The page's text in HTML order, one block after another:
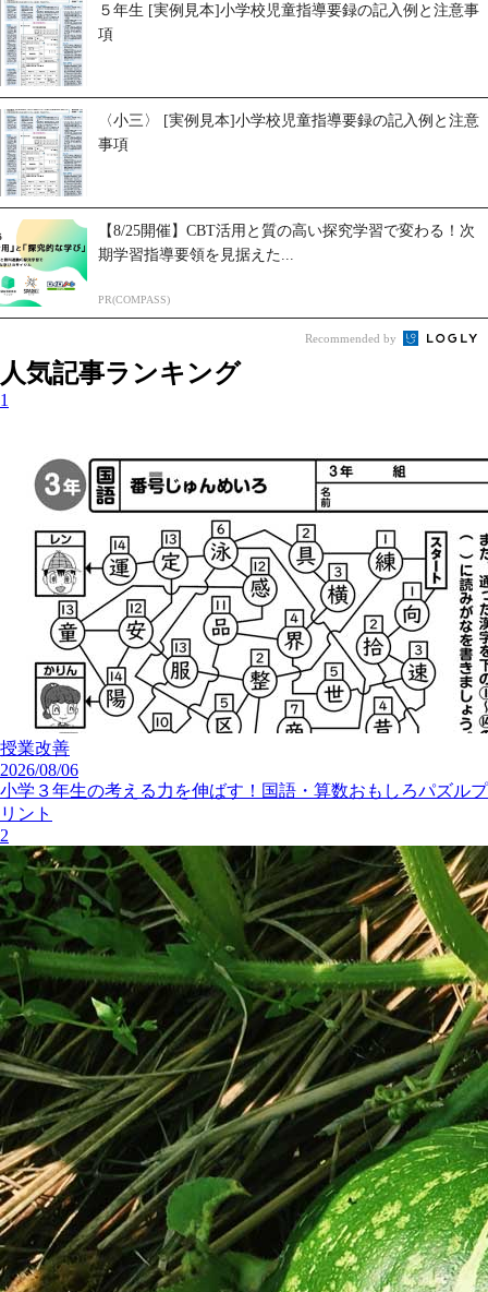
５年生 [実例見本]小学校児童指導要録の記入例と注意事
項
〈小三〉 [実例見本]小学校児童指導要録の記入例と注意
事項
【8/25開催】CBT活用と質の高い探究学習で変わる！次
期学習指導要領を見据えた...
PR(COMPASS)
Recommended by
人気記事ランキング
1
授業改善
2026/08/06
小学３年生の考える力を伸ばす！国語・算数おもしろパズルプ
リント
2